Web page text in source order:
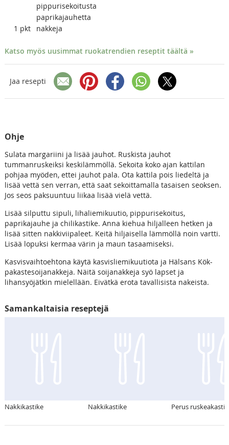
pippurisekoitusta
paprikajauhetta
1 pkt nakkeja
Katso myös uusimmat ruokatrendien reseptit täältä »
Jaa resepti
Ohje
Sulata margariini ja lisää jauhot. Ruskista jauhot
tummanruskeiksi keskilämmöllä. Sekoita koko ajan kattilan
pohjaa myöden, ettei jauhot pala. Ota kattila pois liedeltä ja
lisää vettä sen verran, että saat sekoittamalla tasaisen seoksen.
Jos seos paksuuntuu liikaa lisää vielä vettä.
Lisää silputtu sipuli, lihaliemikuutio, pippurisekoitus,
paprikajauhe ja chilikastike. Anna kiehua hiljalleen hetken ja
lisää sitten nakkiviipaleet. Keitä hiljaisella lämmöllä noin vartti.
Lisää lopuksi kermaa värin ja maun tasaamiseksi.
Kasvisvaihtoehtona käytä kasvisliemikuutiota ja Hälsans Kök-
pakastesoijanakkeja. Näitä soijanakkeja syö lapset ja
lihansyöjätkin mielellään. Eivätkä erota tavallisista nakeista.
Samankaltaisia reseptejä
Nakkikastike Nakkikastike Perus